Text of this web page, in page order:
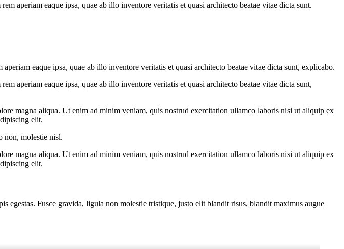
aperiam eaque ipsa, quae ab illo inventore veritatis et quasi architecto beatae vitae dicta sunt.
eaque ipsa, quae ab illo inventore veritatis et quasi architecto beatae vitae dicta sunt, explicabo.
aperiam eaque ipsa, quae ab illo inventore veritatis et quasi architecto beatae vitae dicta sunt,
magna aliqua. Ut enim ad minim veniam, quis nostrud exercitation ullamco laboris nisi ut aliquip ex
elit.
non, molestie nisl.
magna aliqua. Ut enim ad minim veniam, quis nostrud exercitation ullamco laboris nisi ut aliquip ex
elit.
egestas. Fusce gravida, ligula non molestie tristique, justo elit blandit risus, blandit maximus augue